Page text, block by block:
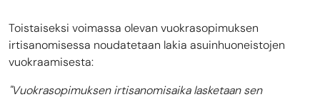
Toistaiseksi voimassa olevan vuokrasopimuksen
irtisanomisessa noudatetaan lakia asuinhuoneistojen
vuokraamisesta:
"Vuokrasopimuksen irtisanomisaika lasketaan sen